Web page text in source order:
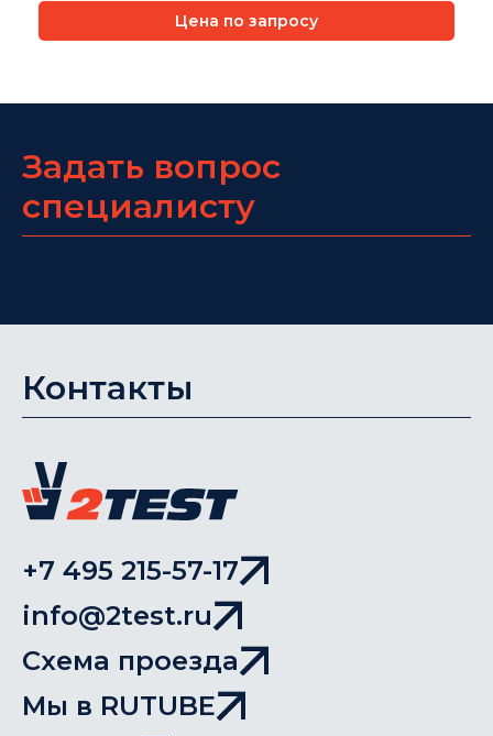
Цена по запросу
Задать вопрос
специалисту
Контакты
+7 495 215-57-17
info@2test.ru
Схема проезда
Мы в RUTUBE